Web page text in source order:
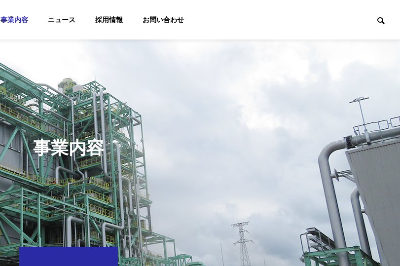
事業内容 ニュース 採用情報 お問い合わせ
代表挨拶
Greetings
カーボンニュートラル
Carbon Neutrality
太陽光発電事業
PV Power Generation
Project
バイオマス発電事
業
Biomass Power
Generation Project
不動産開発事業
事業内容